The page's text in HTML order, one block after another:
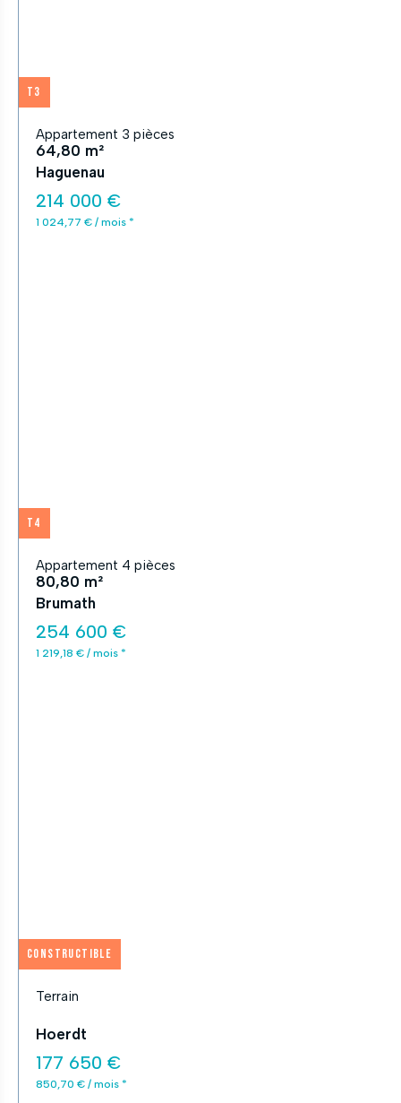
T3
Appartement 3 pièces
64,80 m²
Haguenau
214 000 €
1 024,77 € / mois *
T4
Appartement 4 pièces
80,80 m²
Brumath
254 600 €
1 219,18 € / mois *
Constructible
Terrain
Hoerdt
177 650 €
850,70 € / mois *